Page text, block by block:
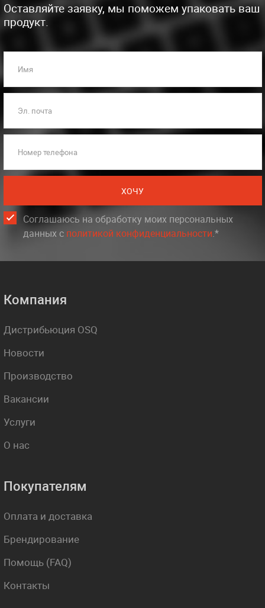
Оставляйте заявку, мы поможем упаковать ваш
продукт.
Имя
Эл. почта
Номер телефона
ХОЧУ
Соглашаюсь на обработку моих персональных
данных c политикой конфиденциальности.*
Компания
Дистрибьюция OSQ
Новости
Производство
Вакансии
Услуги
О нас
Покупателям
Оплата и доставка
Брендирование
Помощь (FAQ)
Контакты